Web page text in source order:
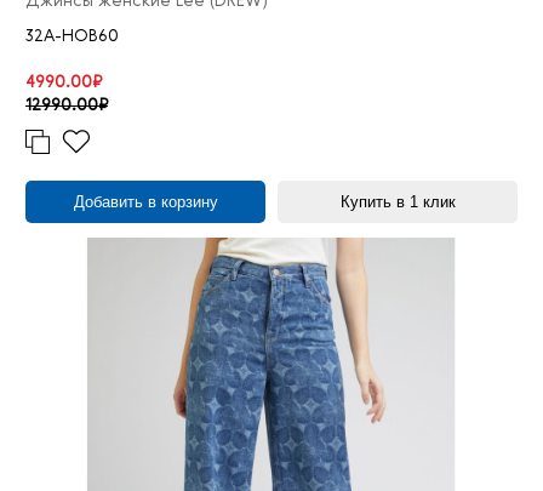
32A-HOB60
4990.00₽
12990.00₽
Добавить в корзину Купить в 1 клик